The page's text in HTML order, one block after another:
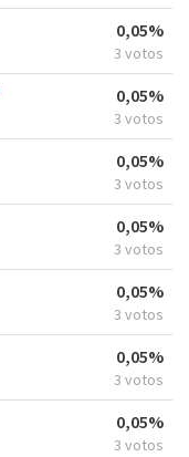
0,05%
3 votos
0,05%
3 votos
0,05%
3 votos
0,05%
3 votos
0,05%
3 votos
0,05%
3 votos
0,05%
3 votos